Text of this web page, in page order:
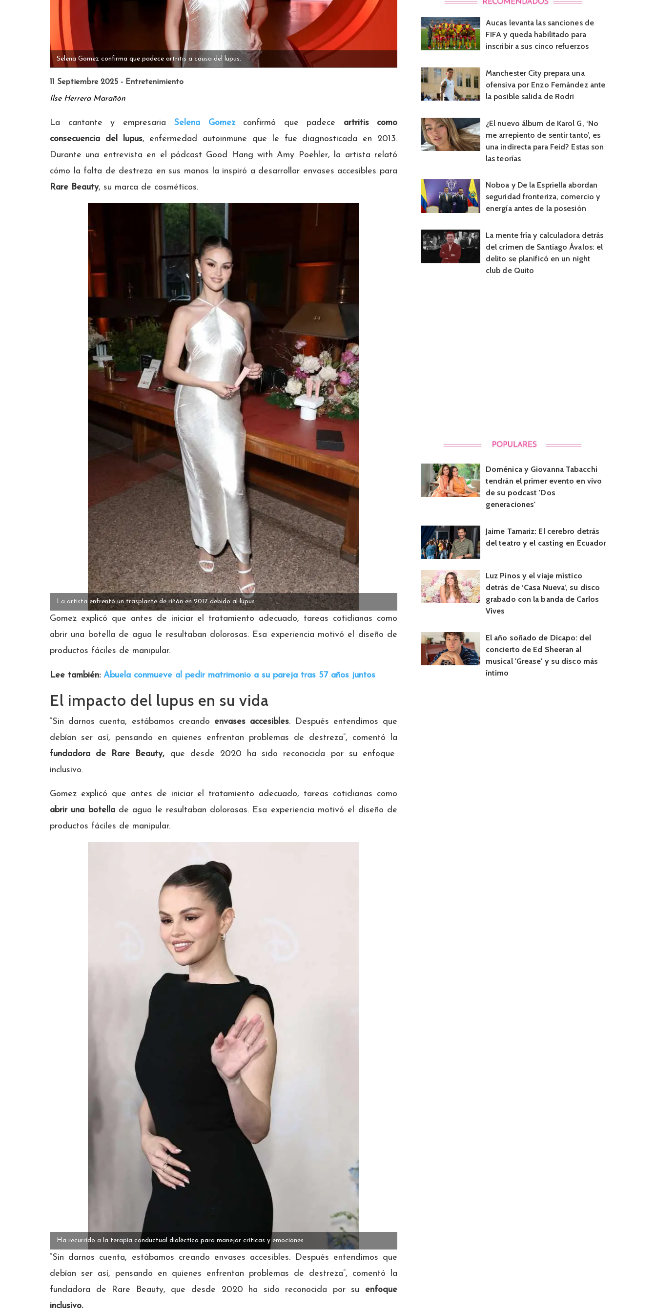
Selena Gomez confirma que padece artritis a causa del lupus.
11 Septiembre 2025 - Entretenimiento
Ilse Herrera Marañón
La cantante y empresaria Selena Gomezconfirmó que padece artritis como
consecuencia del lupus, enfermedad autoinmune que le fue diagnosticada en 2013.
Durante una entrevista en el pódcast Good Hang with Amy Poehler, la artista relató
cómo la falta de destreza en sus manos la inspiró a desarrollar envases accesibles para
Rare Beauty, su marca de cosméticos.
La artista enfrentó un trasplante de riñón en 2017 debido al lupus.
Gomez explicó que antes de iniciar el tratamiento adecuado, tareas cotidianas como
abrir una botella de agua le resultaban dolorosas. Esa experiencia motivó el diseño de
productos fáciles de manipular.
Lee también: Abuela conmueve al pedir matrimonio a su pareja tras 57 años juntos
El impacto del lupus en su vida
“Sin darnos cuenta, estábamos creando envases accesibles. Después entendimos que
debían ser así, pensando en quienes enfrentan problemas de destreza”, comentó la
fundadora de Rare Beauty, que desde 2020 ha sido reconocida por su enfoque
inclusivo.
Gomez explicó que antes de iniciar el tratamiento adecuado, tareas cotidianas como
abrir una botellade agua le resultaban dolorosas. Esa experiencia motivó el diseño de
productos fáciles de manipular.
Ha recurrido a la terapia conductual dialéctica para manejar críticas y emociones.
“Sin darnos cuenta, estábamos creando envases accesibles. Después entendimos que
debían ser así, pensando en quienes enfrentan problemas de destreza”, comentó la
fundadora de Rare Beauty, que desde 2020 ha sido reconocida por su enfoque
inclusivo.
Aucas levanta las sanciones de
FIFA y queda habilitado para
inscribir a sus cinco refuerzos
Manchester City prepara una
ofensiva por Enzo Fernández ante
la posible salida de Rodri
¿El nuevo álbum de Karol G, ‘No
me arrepiento de sentir tanto’, es
una indirecta para Feid? Estas son
las teorías
Noboa y De la Espriella abordan
seguridad fronteriza, comercio y
energía antes de la posesión
La mente fría y calculadora detrás
del crimen de Santiago Ávalos: el
delito se planificó en un night
club de Quito
Doménica y Giovanna Tabacchi
tendrán el primer evento en vivo
de su podcast 'Dos
generaciones'
Jaime Tamariz: El cerebro detrás
del teatro y el casting en Ecuador
Luz Pinos y el viaje místico
detrás de ‘Casa Nueva’, su disco
grabado con la banda de Carlos
Vives
El año soñado de Dicapo: del
concierto de Ed Sheeran al
musical 'Grease' y su disco más
íntimo